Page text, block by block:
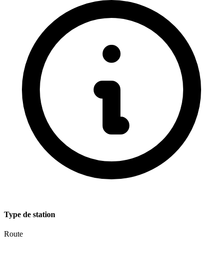
Type de station
Route